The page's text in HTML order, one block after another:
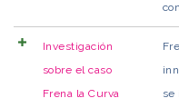
Investigación
sobre el caso
Frena la Curva
se